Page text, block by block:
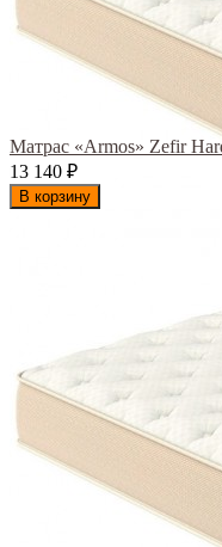
Матрас «Armos» Zefir
13 140 ₽
В корзину